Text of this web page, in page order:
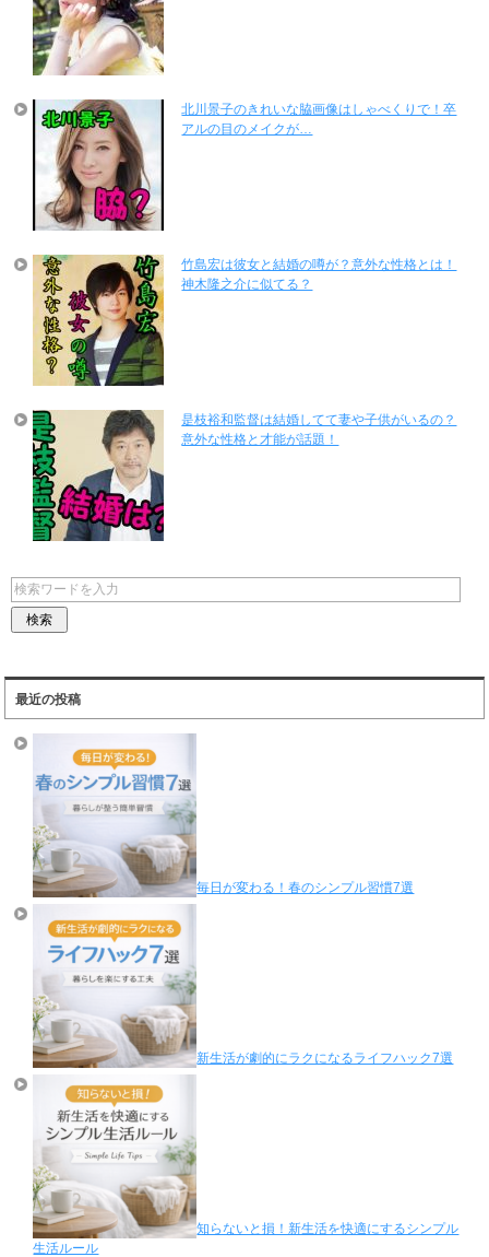
北川景子のきれいな脇画像はしゃべくりで！卒
アルの目のメイクが…
竹島宏は彼女と結婚の噂が？意外な性格とは！
神木隆之介に似てる？
是枝裕和監督は結婚してて妻や子供がいるの？
意外な性格と才能が話題！
最近の投稿
毎日が変わる！春のシンプル習慣7選
新生活が劇的にラクになるライフハック7選
知らないと損！新生活を快適にするシンプル
生活ルール